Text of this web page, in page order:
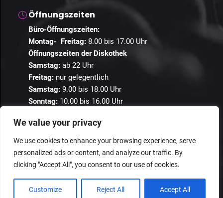
We value your privacy
We use cookies to enhance your browsing experience, serve
personalized ads or content, and analyze our traffic. By
clicking "Accept All", you consent to our use of cookies.
Customize Reject All Accept All
Öffnungszeiten
Büro-Öffnungszeiten:
Montag- Freitag: 8.00 bis 17.00 Uhr
Öffnungszeiten der Diskothek
Samstag: ab 22 Uhr
Freitag: nur gelegentlich
Samstag: 9.00 bis 18.00 Uhr
Sonntag: 10.00 bis 16.00 Uhr
© 2024 Guestastic. Alle Rechte vorbehalten.
Datenschutz Geschäftsbedingungen